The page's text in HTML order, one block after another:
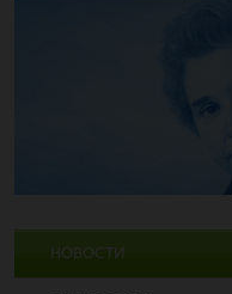
НОВОСТИ